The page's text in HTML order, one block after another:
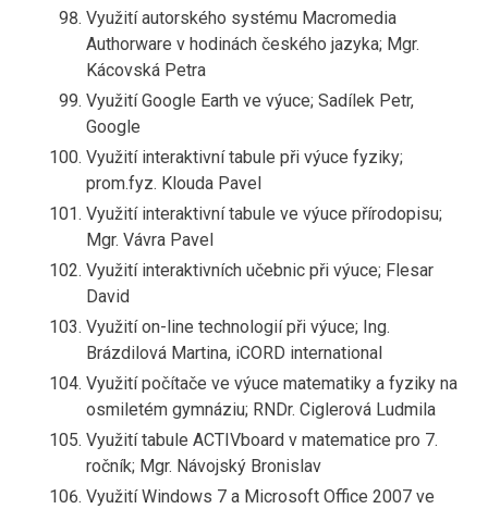
Využití autorského systému Macromedia
Authorware v hodinách českého jazyka; Mgr.
Kácovská Petra
Využití Google Earth ve výuce; Sadílek Petr,
Google
Využití interaktivní tabule při výuce fyziky;
prom.fyz. Klouda Pavel
Využití interaktivní tabule ve výuce přírodopisu;
Mgr. Vávra Pavel
Využití interaktivních učebnic při výuce; Flesar
David
Využití on-line technologií při výuce; Ing.
Brázdilová Martina, iCORD international
Využití počítače ve výuce matematiky a fyziky na
osmiletém gymnáziu; RNDr. Ciglerová Ludmila
Využití tabule ACTIVboard v matematice pro 7.
ročník; Mgr. Návojský Bronislav
Využití Windows 7 a Microsoft Office 2007 ve